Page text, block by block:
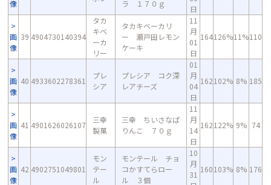
像
ラ １７０ｇ
日
画
像
39 4904730140394
タカ
キベ
ーカ
リー
タカキベーカリ
ー 瀬戸田レモン
ケーキ
11
月
01
日
164126%11%110
画
像
40 4933602278361
プレ
シア
プレシア コク深
レアチーズ
01
月
04
日
162102% 8% 185
画
像
41 4901626026107
三幸
製菓
三幸 ちいさなぱ
りんこ ７０ｇ
11
月
14
日
162122% 9% 74
画
像
42 4902751049801
モン
テー
ル
モンテール チョ
コかすてらロー
ル ３個
10
月
31
160103% 8% 176